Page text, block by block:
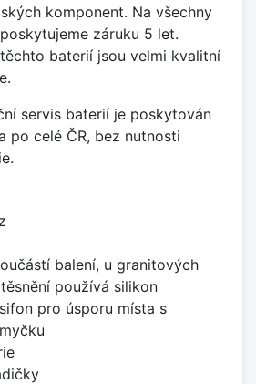
komponent. Na všechny
záruku 5 let.
baterií jsou velmi kvalitní
servis baterií je poskytován
po celé ČR, bez nutnosti
balení, u granitových
používá silikon
pro úsporu místa s